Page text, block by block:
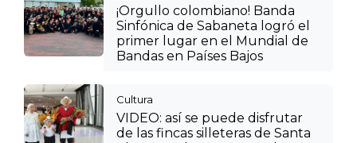
¡Orgullo colombiano! Banda
Sinfónica de Sabaneta logró el
primer lugar en el Mundial de
Bandas en Países Bajos
Cultura
VIDEO: así se puede disfrutar
de las fincas silleteras de Santa